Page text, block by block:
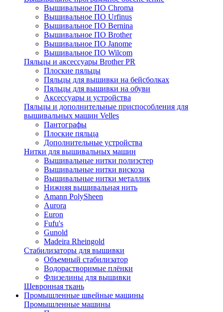
Вышивальное ПО Chroma
Вышивальное ПО Urfinus
Вышивальное ПО Bernina
Вышивальное ПО Brother
Вышивальное ПО Janome
Вышивальное ПО Wilcom
Пяльцы и аксессуары Brother PR
Плоские пяльцы
Пяльцы для вышивки на бейсболках
Пяльцы для вышивки на обуви
Аксессуары и устройства
Пяльцы и дополнительные приспособления для
вышивальных машин Velles
Пантографы
Плоские пяльца
Дополнительные устройства
Нитки для вышивальных машин
Вышивальные нитки полиэстер
Вышивальные нитки вискоза
Вышивальные нитки металлик
Нижняя вышивальная нить
Amann PolySheen
Aurora
Euron
Fufu's
Gunold
Madeira Rheingold
Стабилизаторы для вышивки
Объемный стабилизатор
Водорастворимые плёнки
Флизелины для вышивки
Шевронная ткань
Промышленные швейные машины
Промышленные машины